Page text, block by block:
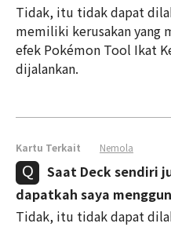
Tidak, itu tidak dapat
memiliki kerusakan yang
efek Pokémon Tool Ikat
dijalankan.
Kartu Terkait Nemola
Saat Deck sendiri
dapatkah saya
Tidak, itu tidak dapat